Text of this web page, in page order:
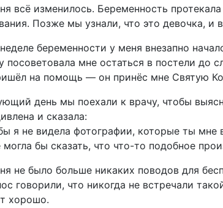
всё изменилось. Беременность
Позже мы узнали, что это девочка,
беременности у меня внезапно
посоветовала мне остаться в постели до
на помощь — он принёс мне Святую
день мы поехали к врачу, чтобы
и сказала:
я не видела фотографии, которые ты мне
могла бы сказать, что что-то подобное
не было больше никаких поводов для
говорили, что никогда не встречали
хорошо.